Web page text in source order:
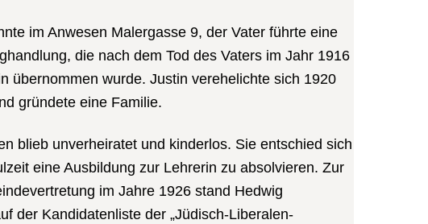
im Anwesen Malergasse 9, der Vater führte eine
die nach dem Tod des Vaters im Jahr 1916
übernommen wurde. Justin verehelichte sich 1920
gründete eine Familie.
blieb unverheiratet und kinderlos. Sie entschied sich
eine Ausbildung zur Lehrerin zu absolvieren. Zur
im Jahre 1926 stand Hedwig
der Kandidatenliste der „Jüdisch-Liberalen-